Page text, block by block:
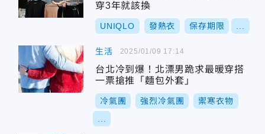
穿3年就該換
UNIQLO 發熱衣 保存期限
生活
台北冷到爆！北漂男跪求最暖穿搭
一票搶推「麵包外套」
冷氣團 強烈冷氣團 禦寒衣物
2025/01/09 17:14